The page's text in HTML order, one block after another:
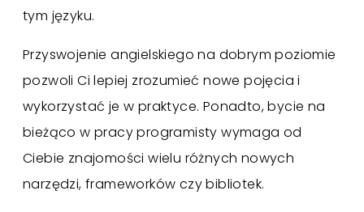
tym języku.
Przyswojenie angielskiego na dobrym poziomie
pozwoli Ci lepiej zrozumieć nowe pojęcia i
wykorzystać je w praktyce. Ponadto, bycie na
bieżąco w pracy programisty wymaga od
Ciebie znajomości wielu różnych nowych
narzędzi, frameworków czy bibliotek.